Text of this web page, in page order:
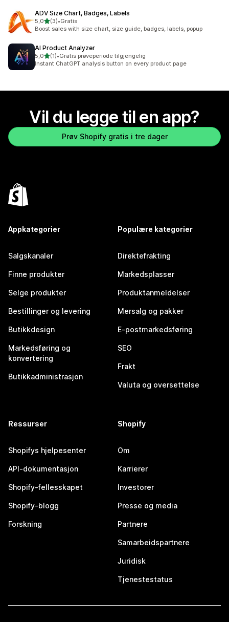
ADV Size Chart, Badges, Labels
5,0av 5 stjerner
(3)
Totalt 3 omtaler
•Gratis
Boost sales with size chart, size guide, badges, labels, popup
AI Product Analyzer
5,0av 5 stjerner
(1)
Totalt 1 omtaler
•Gratis prøveperiode tilgjengelig
Instant ChatGPT analysis button on every product page
Vil du legge til en app?
Prøv Shopify gratis i tre dager
Appkategorier
Salgskanaler
Finne produkter
Selge produkter
Bestillinger og levering
Butikkdesign
Markedsføring og
konvertering
Butikkadministrasjon
Populære kategorier
Direktefrakting
Markedsplasser
Produktanmeldelser
Mersalg og pakker
E-postmarkedsføring
SEO
Frakt
Valuta og oversettelse
Ressurser
Shopifys hjelpesenter
API-dokumentasjon
Shopify-fellesskapet
Shopify-blogg
Forskning
Shopify
Om
Karrierer
Investorer
Presse og media
Partnere
Samarbeidspartnere
Juridisk
Tjenestestatus